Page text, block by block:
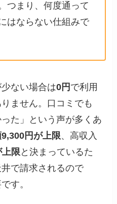
つまり、何度通って
はならない仕組みで
ない場合は0円 で利用
ません。口コミでも
た」という声が多くあ
9,300円が上限、高収入
上限と決まっているた
で請求されるので
す。